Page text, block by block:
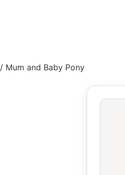
/ Mum and Baby Pony